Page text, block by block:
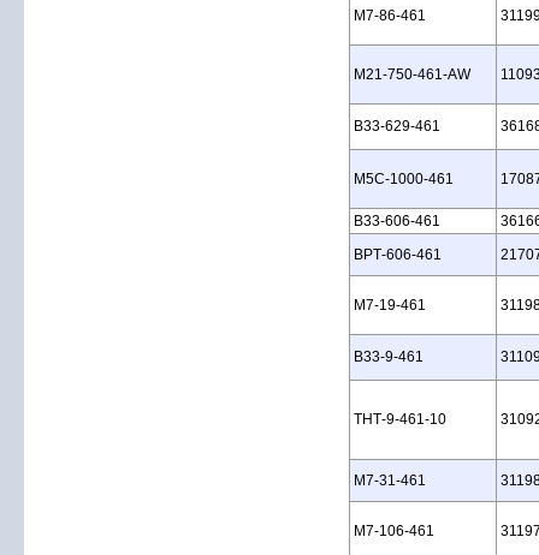
M7‑86‑461
M21‑750‑461‑AW
B33‑629‑461
M5C‑1000‑461
B33‑606‑461
BPT‑606‑461
M7‑19‑461
B33‑9‑461
THT‑9‑461‑10
M7‑31‑461
M7‑106‑461